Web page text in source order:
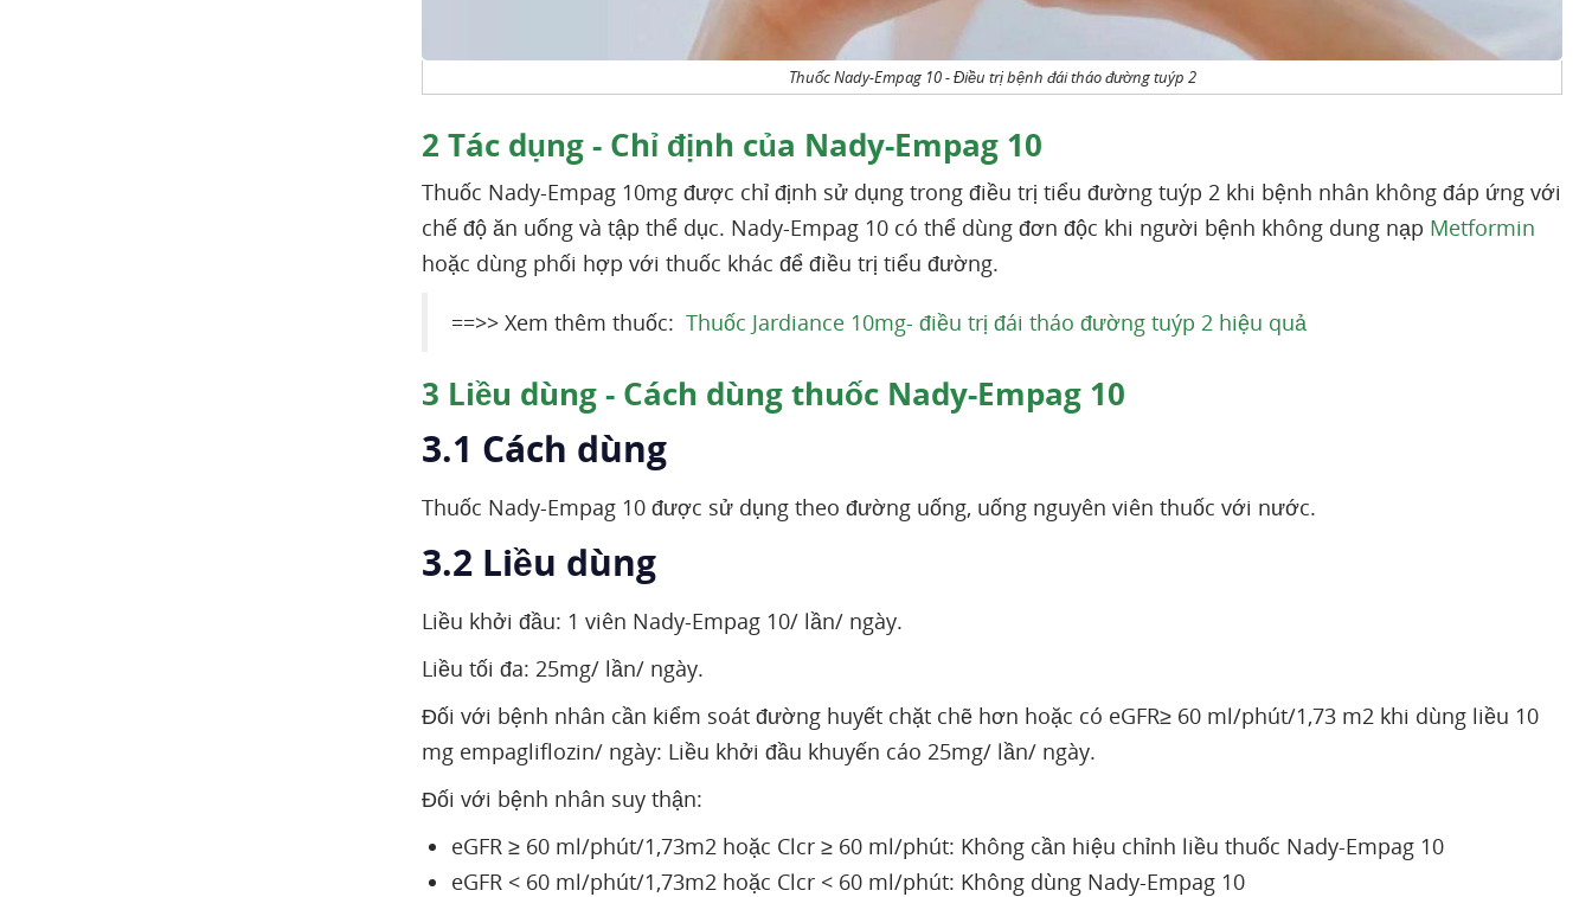
Thuốc Nady-Empag 10 - Điều trị bệnh đái tháo đường tuýp 2
2 Tác dụng - Chỉ định của Nady-Empag 10
Thuốc Nady-Empag 10mg được chỉ định sử dụng trong điều trị tiểu đường tuýp 2 khi bệnh nhân không đáp ứng với
chế độ ăn uống và tập thể dục. Nady-Empag 10 có thể dùng đơn độc khi người bệnh không dung nạp Metformin
hoặc dùng phối hợp với thuốc khác để điều trị tiểu đường.
==>> Xem thêm thuốc: Thuốc Jardiance 10mg- điều trị đái tháo đường tuýp 2 hiệu quả
3 Liều dùng - Cách dùng thuốc Nady-Empag 10
3.1 Cách dùng
Thuốc Nady-Empag 10 được sử dụng theo đường uống, uống nguyên viên thuốc với nước.
3.2 Liều dùng
Liều khởi đầu: 1 viên Nady-Empag 10/ lần/ ngày.
Liều tối đa: 25mg/ lần/ ngày.
Đối với bệnh nhân cần kiểm soát đường huyết chặt chẽ hơn hoặc có eGFR≥ 60 ml/phút/1,73 m2 khi dùng liều 10
mg empagliflozin/ ngày: Liều khởi đầu khuyến cáo 25mg/ lần/ ngày.
Đối với bệnh nhân suy thận:
eGFR ≥ 60 ml/phút/1,73m2 hoặc Clcr ≥ 60 ml/phút: Không cần hiệu chỉnh liều thuốc Nady-Empag 10
eGFR < 60 ml/phút/1,73m2 hoặc Clcr < 60 ml/phút: Không dùng Nady-Empag 10